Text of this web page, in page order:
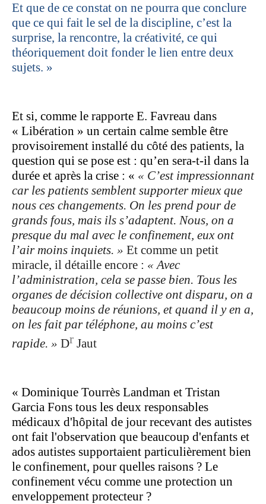
Et que de ce constat on ne pourra que conclure
que ce qui fait le sel de la discipline, c’est la
surprise, la rencontre, la créativité, ce qui
théoriquement doit fonder le lien entre deux
sujets. »
Et si, comme le rapporte E. Favreau dans
« Libération » un certain calme semble être
provisoirement installé du côté des patients, la
question qui se pose est : qu’en sera-t-il dans la
durée et après la crise : « « C’est impressionnant
car les patients semblent supporter mieux que
nous ces changements. On les prend pour de
grands fous, mais ils s’adaptent. Nous, on a
presque du mal avec le confinement, eux ont
l’air moins inquiets. » Et comme un petit
miracle, il détaille encore : « Avec
l’administration, cela se passe bien. Tous les
organes de décision collective ont disparu, on a
beaucoup moins de réunions, et quand il y en a,
on les fait par téléphone, au moins c’est
rapide. » Dr Jaut
« Dominique Tourrès Landman et Tristan
Garcia Fons tous les deux responsables
médicaux d'hôpital de jour recevant des autistes
ont fait l'observation que beaucoup d'enfants et
ados autistes supportaient particulièrement bien
le confinement, pour quelles raisons ? Le
confinement vécu comme une protection un
enveloppement protecteur ?